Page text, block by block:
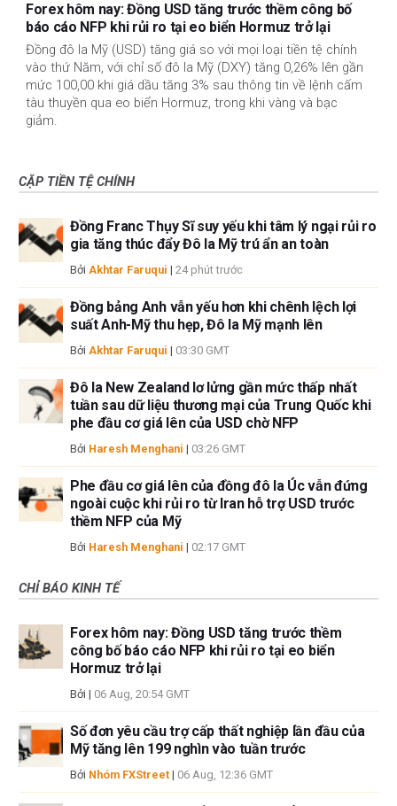
Forex hôm nay: Đồng USD tăng trước thềm công bố
báo cáo NFP khi rủi ro tại eo biển Hormuz trở lại
Đồng đô la Mỹ (USD) tăng giá so với mọi loại tiền tệ chính
vào thứ Năm, với chỉ số đô la Mỹ (DXY) tăng 0,26% lên gần
mức 100,00 khi giá dầu tăng 3% sau thông tin về lệnh cấm
tàu ​​thuyền qua eo biển Hormuz, trong khi vàng và bạc
giảm.
CẶP TIỀN TỆ CHÍNH
Đồng Franc Thụy Sĩ suy yếu khi tâm lý ngại rủi ro
gia tăng thúc đẩy Đô la Mỹ trú ẩn an toàn
Bởi Akhtar Faruqui | 24 phút trước
Đồng bảng Anh vẫn yếu hơn khi chênh lệch lợi
suất Anh-Mỹ thu hẹp, Đô la Mỹ mạnh lên
Bởi Akhtar Faruqui | 03:30 GMT
Đô la New Zealand lơ lửng gần mức thấp nhất
tuần sau dữ liệu thương mại của Trung Quốc khi
phe đầu cơ giá lên của USD chờ NFP
Bởi Haresh Menghani | 03:26 GMT
Phe đầu cơ giá lên của đồng đô la Úc vẫn đứng
ngoài cuộc khi rủi ro từ Iran hỗ trợ USD trước
thềm NFP của Mỹ
Bởi Haresh Menghani | 02:17 GMT
CHỈ BÁO KINH TẾ
Forex hôm nay: Đồng USD tăng trước thềm
công bố báo cáo NFP khi rủi ro tại eo biển
Hormuz trở lại
Bởi | 06 Aug, 20:54 GMT
Số đơn yêu cầu trợ cấp thất nghiệp lần đầu của
Mỹ tăng lên 199 nghìn vào tuần trước
Bởi Nhóm FXStreet | 06 Aug, 12:36 GMT